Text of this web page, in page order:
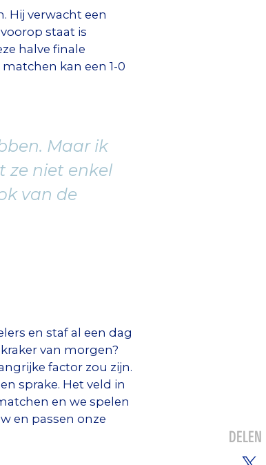
Hij verwacht een
staat is
halve finale
kan een 1-0
Maar ik
ze niet enkel
van de
en staf al een dag
van morgen?
factor zou zijn.
sprake. Het veld in
en we spelen
en passen onze
DELEN